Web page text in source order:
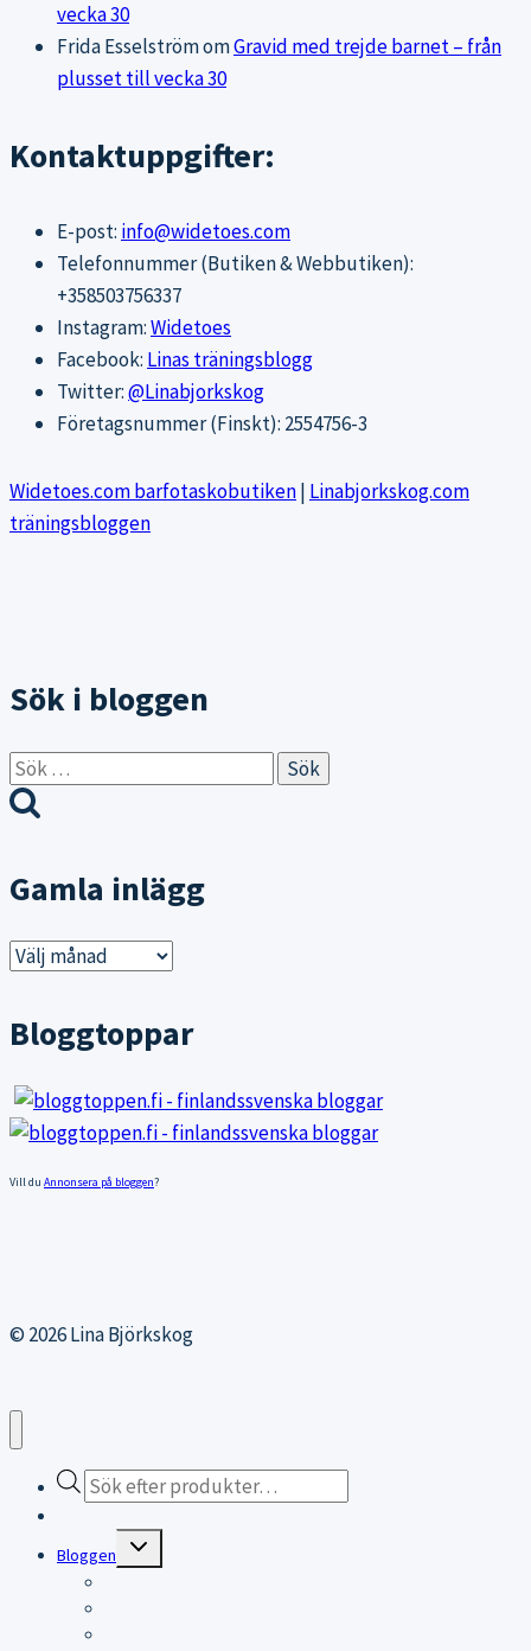
vecka 30
Frida EsselströmomGravid med trejde barnet – från
plusset till vecka 30
Kontaktuppgifter:
E-post: info@widetoes.com
Telefonnummer (Butiken & Webbutiken):
+358503756337
Instagram:Widetoes
Facebook: Linas träningsblogg
Twitter:@Linabjorkskog
Företagsnummer (Finskt): 2554756-3
Widetoes.com barfotaskobutiken| Linabjorkskog.com
träningsbloggen
Sök i bloggen
Sök
efter:
Gamla inlägg
Gamla
Bloggtoppar
Vill du Annonsera på bloggen?
© 2026 Lina Björkskog
Products
search
Bloggen
Expand
child